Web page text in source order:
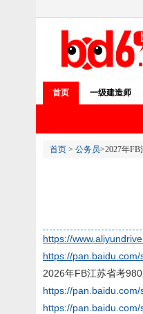
首页 一级建造师
首页 > 公务员>2027年
https://
https://
2026年FB江苏省考
https://
https://